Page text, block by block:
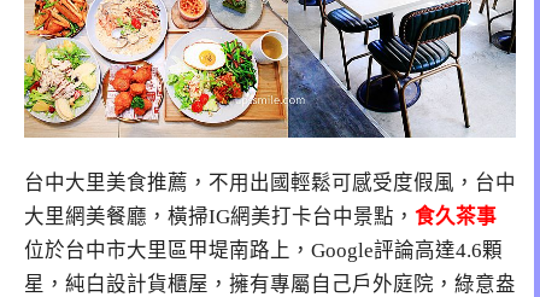
台中大里美食推薦，不用出國輕鬆可感受度假風，台中
大里網美餐廳，橫掃IG網美打卡台中景點， 食久茶事
位於台中市大里區甲堤南路上，Google評論高達4.6顆
星，純白設計貨櫃屋，擁有專屬自己戶外庭院，綠意盎